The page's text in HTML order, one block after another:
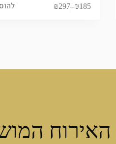
₪185
–
₪297
האירוח